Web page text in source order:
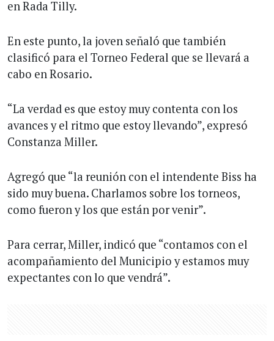
en Rada Tilly.
En este punto, la joven señaló que también
clasificó para el Torneo Federal que se llevará a
cabo en Rosario.
“La verdad es que estoy muy contenta con los
avances y el ritmo que estoy llevando”, expresó
Constanza Miller.
Agregó que “la reunión con el intendente Biss ha
sido muy buena. Charlamos sobre los torneos,
como fueron y los que están por venir”.
Para cerrar, Miller, indicó que “contamos con el
acompañamiento del Municipio y estamos muy
expectantes con lo que vendrá”.